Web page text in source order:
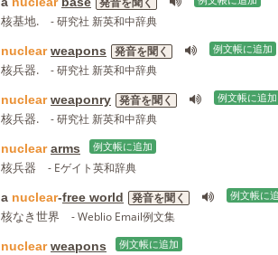
発音を聞く
核基地. - 研究社 新英和中辞典
nuclear weapons 発音を聞く 例文帳に追加
核兵器. - 研究社 新英和中辞典
nuclear weaponry 発音を聞く 例文帳に追加
核兵器. - 研究社 新英和中辞典
nuclear arms 例文帳に追加
核兵器 - Eゲイト英和辞典
a nuclear-free world 発音を聞く 例文帳に
核なき世界 - Weblio Email例文集
nuclear weapons 例文帳に追加